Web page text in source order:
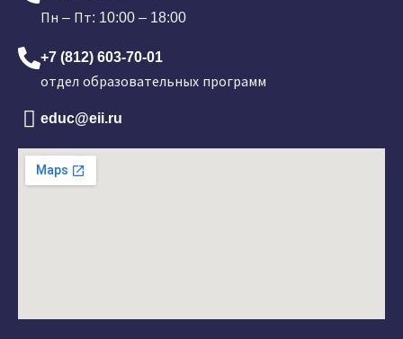
Пн – Пт: 10:00 – 18:00
+7 (812) 603-70-01
отдел образовательных программ
educ@eii.ru